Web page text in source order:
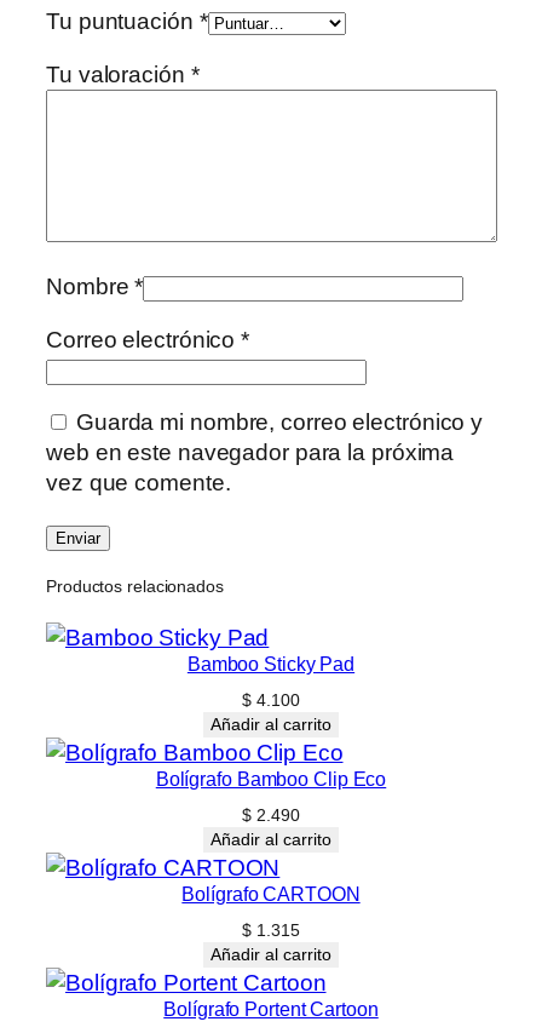
Tu puntuación *
Tu valoración *
Nombre*
Correo electrónico*
Guarda mi nombre, correo electrónico y
web en este navegador para la próxima
vez que comente.
Productos relacionados
Bamboo Sticky Pad
$ 4.100
Añadir al carrito
Bolígrafo Bamboo Clip Eco
$ 2.490
Añadir al carrito
Bolígrafo CARTOON
$ 1.315
Añadir al carrito
Bolígrafo Portent Cartoon